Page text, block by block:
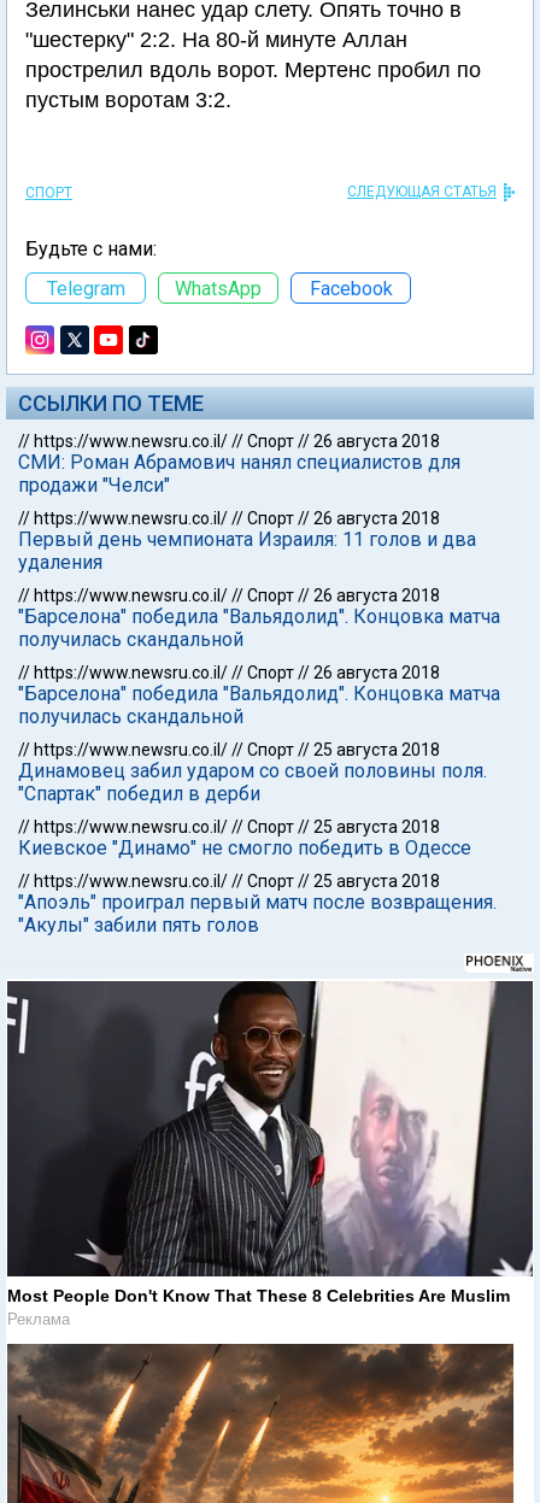
Зелинськи нанес удар слету. Опять точно в
"шестерку" 2:2. На 80-й минуте Аллан
прострелил вдоль ворот. Мертенс пробил по
пустым воротам 3:2.
СПОРТ СЛЕДУЮЩАЯ СТАТЬЯ
Будьте с нами:
Telegram
WhatsApp Facebook
ССЫЛКИ ПО ТЕМЕ
// https://www.newsru.co.il///Спорт//26 августа 2018
СМИ: Роман Абрамович нанял специалистов для
продажи "Челси"
// https://www.newsru.co.il///Спорт//26 августа 2018
Первый день чемпионата Израиля: 11 голов и два
удаления
// https://www.newsru.co.il///Спорт//26 августа 2018
"Барселона" победила "Вальядолид". Концовка матча
получилась скандальной
// https://www.newsru.co.il///Спорт//26 августа 2018
"Барселона" победила "Вальядолид". Концовка матча
получилась скандальной
// https://www.newsru.co.il///Спорт//25 августа 2018
Динамовец забил ударом со своей половины поля.
"Спартак" победил в дерби
// https://www.newsru.co.il///Спорт//25 августа 2018
Киевское "Динамо" не смогло победить в Одессе
// https://www.newsru.co.il///Спорт//25 августа 2018
"Апоэль" проиграл первый матч после возвращения.
"Акулы" забили пять голов
Most People Don't Know That These 8 Celebrities Are Muslim
Реклама